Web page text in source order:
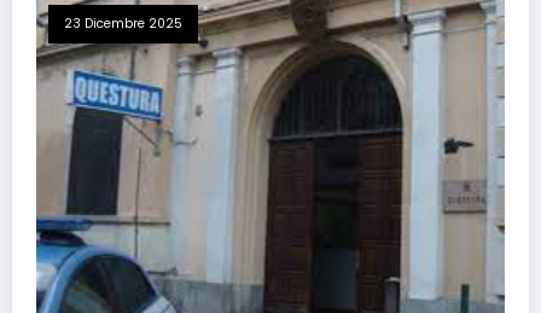
23 Dicembre 2025